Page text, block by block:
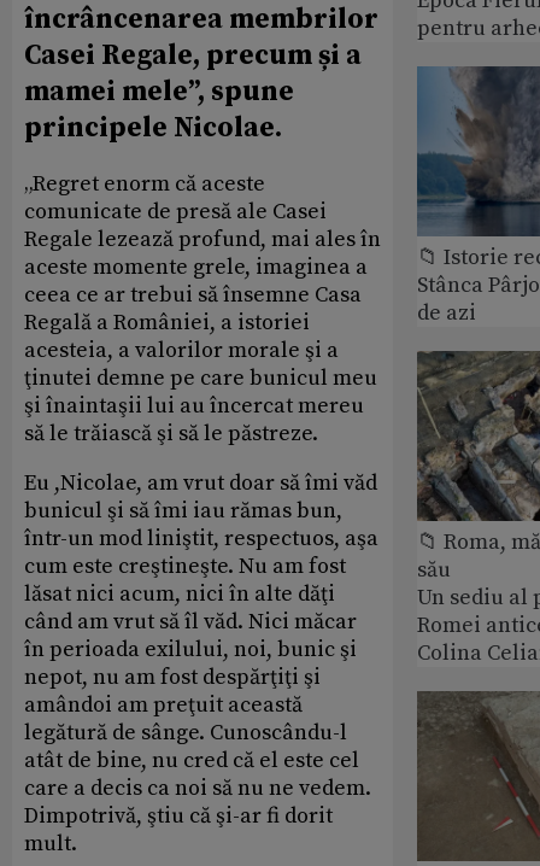
încrâncenarea membrilor
Casei Regale, precum și a
mamei mele”, spune
principele Nicolae.
„Regret enorm că aceste
comunicate de presă ale Casei
Regale lezează profund, mai ales în
aceste momente grele, imaginea a
ceea ce ar trebui să însemne Casa
Regală a României, a istoriei
acesteia, a valorilor morale şi a
ţinutei demne pe care bunicul meu
şi înaintaşii lui au încercat mereu
să le trăiască şi să le păstreze.
Eu ,Nicolae, am vrut doar să îmi văd
bunicul şi să îmi iau rămas bun,
într-un mod liniştit, respectuos, aşa
cum este creştineşte. Nu am fost
lăsat nici acum, nici în alte dăţi
când am vrut să îl văd. Nici măcar
în perioada exilului, noi, bunic şi
nepot, nu am fost despărţiţi şi
amândoi am preţuit această
legătură de sânge. Cunoscându-l
atât de bine, nu cred că el este cel
care a decis ca noi să nu ne vedem.
Dimpotrivă, ştiu că şi-ar fi dorit
mult.
pentru
📁 Istorie
Stânca
de azi
📁 Roma,
său
Un sediu
Romei
Colina